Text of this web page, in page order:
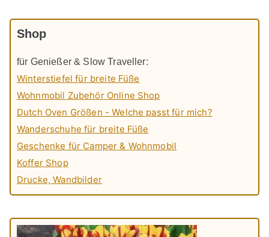
Shop
für Genießer & Slow Traveller:
Winterstiefel für breite Füße
Wohnmobil Zubehör Online Shop
Dutch Oven Größen - Welche passt für mich?
Wanderschuhe für breite Füße
Geschenke für Camper & Wohnmobil
Koffer Shop
Drucke, Wandbilder